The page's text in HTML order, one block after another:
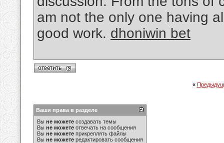
am not the only one having
good work. dhoniwin bet
«
Ваши права в разделе
Вы не можете создавать темы
Вы не можете отвечать на сообщения
Вы не можете прикреплять файлы
Вы не можете редактировать сообщения